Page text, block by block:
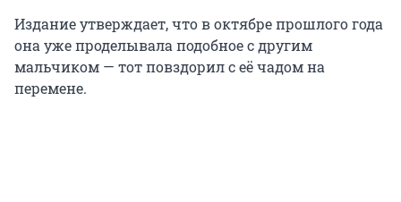
Издание утверждает, что в октябре прошлого года
она уже проделывала подобное с другим
мальчиком — тот повздорил с её чадом на
перемене.